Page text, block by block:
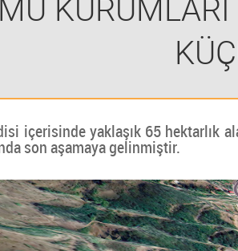
içerisinde yaklaşık 65 hektarlık
son aşamaya gelinmiştir.